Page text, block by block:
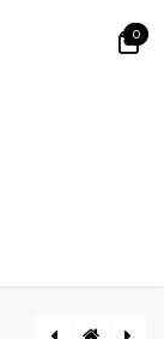
0